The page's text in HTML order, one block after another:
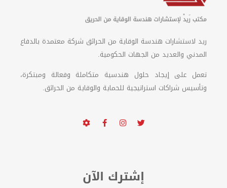
ريد لاستشارات هندسة الوقاية من الحرائق شركة معتمدة بالدفاع
المدني والعديد من الجهات الحكومية.
تعمل على إيجاد حلول هندسية متكاملة وفعالة ومبتكرة،
وتأسيس شراكات استراتيجية للحماية والوقاية من الحرائق.
إشترك الآن